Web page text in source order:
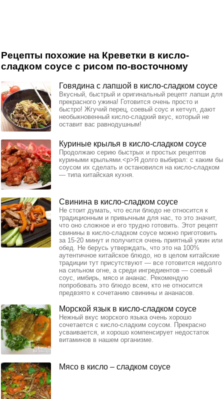
Рецепты похожие на Креветки в кисло-
сладком соусе с рисом по-восточному
Говядина с лапшой в кисло-сладком соусе
Вкусный, быстрый и оригинальный рецепт лапши для
прекрасного ужина! Готовится очень просто и
быстро! Жгучий перец, соевый соус и кетчуп, дают
необыкновенный кисло-сладкий вкус, который не
оставит вас равнодушным!
Куриные крылья в кисло-сладком соусе
Продолжаю серию быстрых и простых рецептов
куриными крыльями.<p>Я долго выбирал: с каким бы
соусом их сделать и остановился на кисло-сладком
— типа китайская кухня.
Свинина в кисло-сладком соусе
Не стоит думать, что если блюдо не относится к
традиционным и привычным для нас, то это значит,
что оно сложное и его трудно готовить. Этот рецепт
свинины в кисло-сладком соусе можно приготовить
за 15-20 минут и получится очень приятный ужин или
обед. Не берусь утверждать, что это на 100%
аутентичное китайское блюдо, но в целом китайские
традиции тут присутствуют — все готовится недолго
на сильном огне, а среди ингредиентов — соевый
соус, имбирь, мясо и ананас. Рекомендую
попробовать это блюдо всем, кто не относится
предвзято к сочетанию свинины и ананасов.
Морской язык в кисло-сладком соусе
Нежный вкус морского языка очень хорошо
сочетается с кисло-сладким соусом. Прекрасно
усваивается, и хорошо компенсирует недостаток
витаминов в нашем организме.
Мясо в кисло – сладком соусе